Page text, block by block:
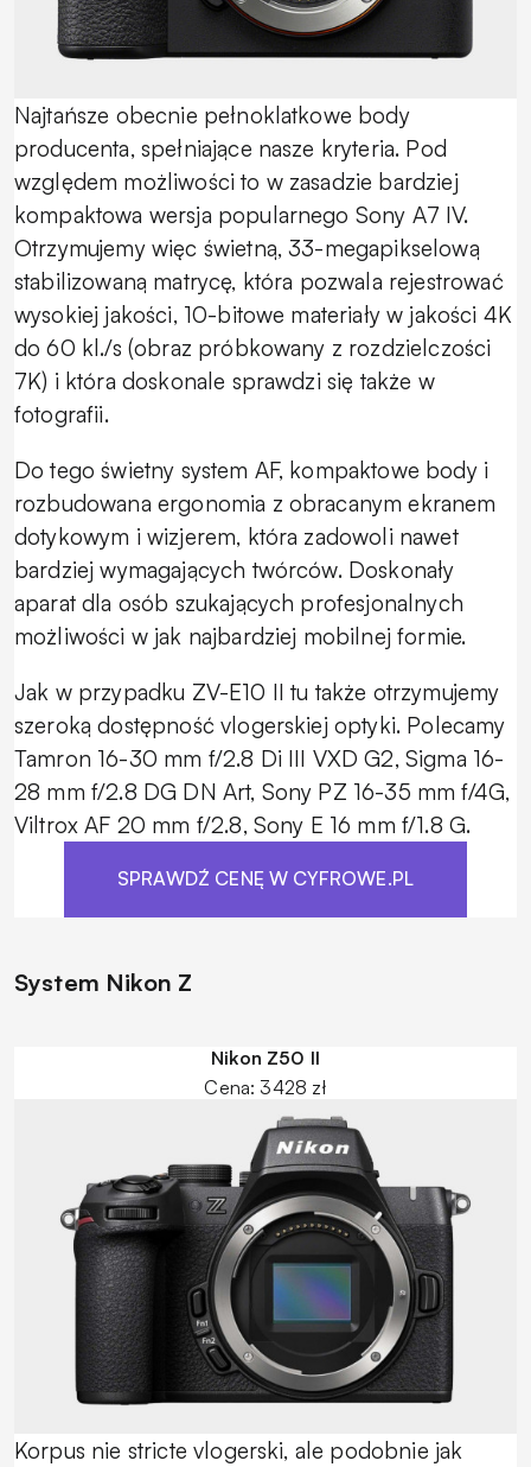
Najtańsze obecnie pełnoklatkowe body
producenta, spełniające nasze kryteria. Pod
względem możliwości to w zasadzie bardziej
kompaktowa wersja popularnego Sony A7 IV.
Otrzymujemy więc świetną, 33-megapikselową
stabilizowaną matrycę, która pozwala rejestrować
wysokiej jakości, 10-bitowe materiały w jakości 4K
do 60 kl./s (obraz próbkowany z rozdzielczości
7K) i która doskonale sprawdzi się także w
fotografii.
Do tego świetny system AF, kompaktowe body i
rozbudowana ergonomia z obracanym ekranem
dotykowym i wizjerem, która zadowoli nawet
bardziej wymagających twórców. Doskonały
aparat dla osób szukających profesjonalnych
możliwości w jak najbardziej mobilnej formie.
Jak w przypadku ZV-E10 II tu także otrzymujemy
szeroką dostępność vlogerskiej optyki. Polecamy
Tamron 16-30 mm f/2.8 Di III VXD G2, Sigma 16-
28 mm f/2.8 DG DN Art, Sony PZ 16-35 mm f/4G,
Viltrox AF 20 mm f/2.8, Sony E 16 mm f/1.8 G.
SPRAWDŹ CENĘ W CYFROWE.PL
System Nikon Z
Nikon Z50 II
Cena: 3428 zł
Korpus nie stricte vlogerski, ale podobnie jak